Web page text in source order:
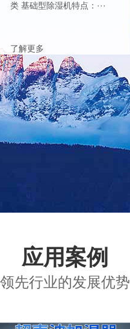
类 基础型除湿机特点：···
了解更多
应用案例
领先行业的发展优势